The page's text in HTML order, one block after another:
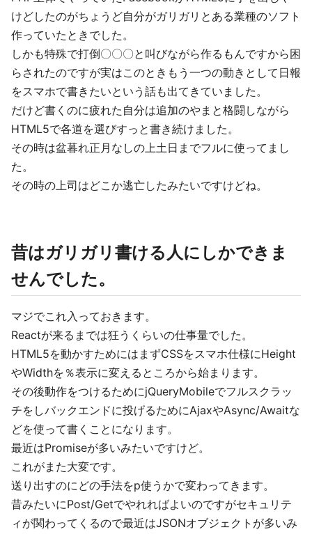
けどしたのがちょうど自分がガリガリとある業種のソフト
作っていたときでした。
しかも特殊で打倒〇〇〇と叫びながら作るもんですから困
らされたのですが実はこのときもう一つの動きとして日報
をスマホで書きたいという話も出てきていました。
だけど書くのに疲れた自分は追加のやまと格闘しながら
HTML5で各道を選びすっと書き続けました。
その時は盆暮れ正月なしの上土日までフルに使ってまし
た。
その時の上司はどこか逃亡したみたいですけどね。
昔はガリガリ書ける人にしかできま
せんでした。
マジでこれ入っておきます。
Reactが来るまでは狂うくらいの仕事量でした。
HTML5を動かすためにはまずCSSをスマホ仕様にHeight
やWidthを％表示に変えるところから始まります。
その後動作をつけるためにjQueryMobileでフルスクラッ
チをしバックエンドに投げるためにAjaxやAsync/Awaitな
どを使って書くことになります。
最近はPromiseが多いみたいですけど。
これがまた大変です。
送り出すのにどの手法をp使うかで変わってきます。
昔みたいにPost/Getでやれればよいのですがセキュリテ
ィが関わってくるので最近はJSONオブジェクトが多いみ